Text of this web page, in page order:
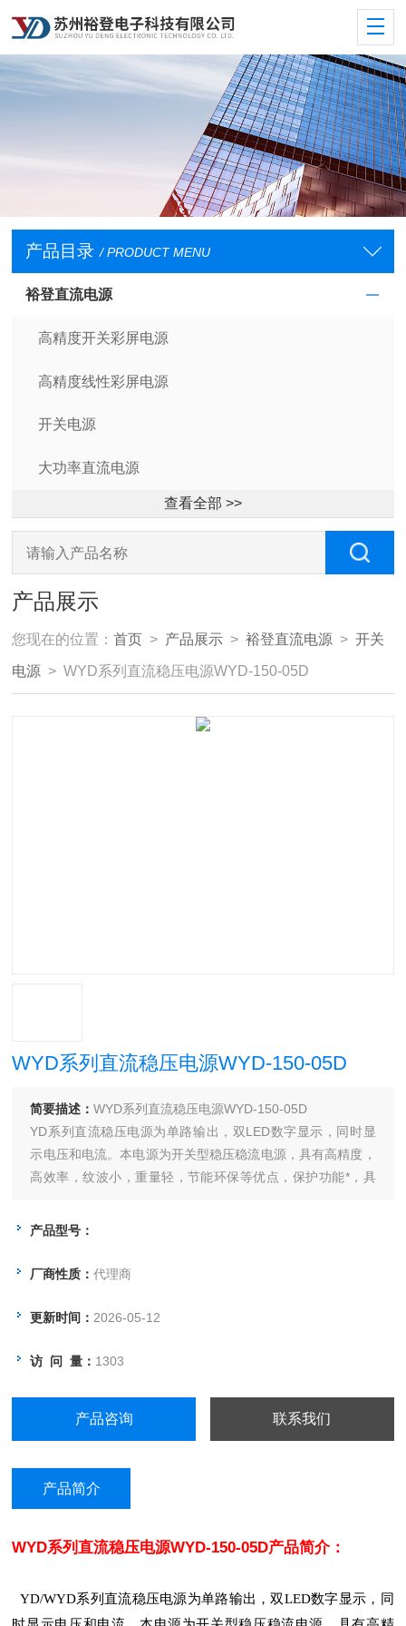
产品目录 / PRODUCT MENU
裕登直流电源
高精度开关彩屏电源
高精度线性彩屏电源
开关电源
大功率直流电源
查看全部 >>
产品展示
您现在的位置：首页 > 产品展示 >裕登直流电源 >开关
电源 > WYD系列直流稳压电源WYD-150-05D
WYD系列直流稳压电源WYD-150-05D
简要描述：WYD系列直流稳压电源WYD-150-05D
YD系列直流稳压电源为单路输出，双LED数字显示，同时显
示电压和电流。本电源为开关型稳压稳流电源，具有高精度，
高效率，纹波小，重量轻，节能环保等优点，保护功能*，具
不被损坏。
产品型号：
厂商性质：代理商
更新时间： 2026-05-12
访 问 量： 1303
产品咨询 联系我们
产品简介
WYD系列直流稳压电源WYD-150-05D产品简介：
YD/WYD系列直流稳压电源为单路输出，双LED数字显示，同